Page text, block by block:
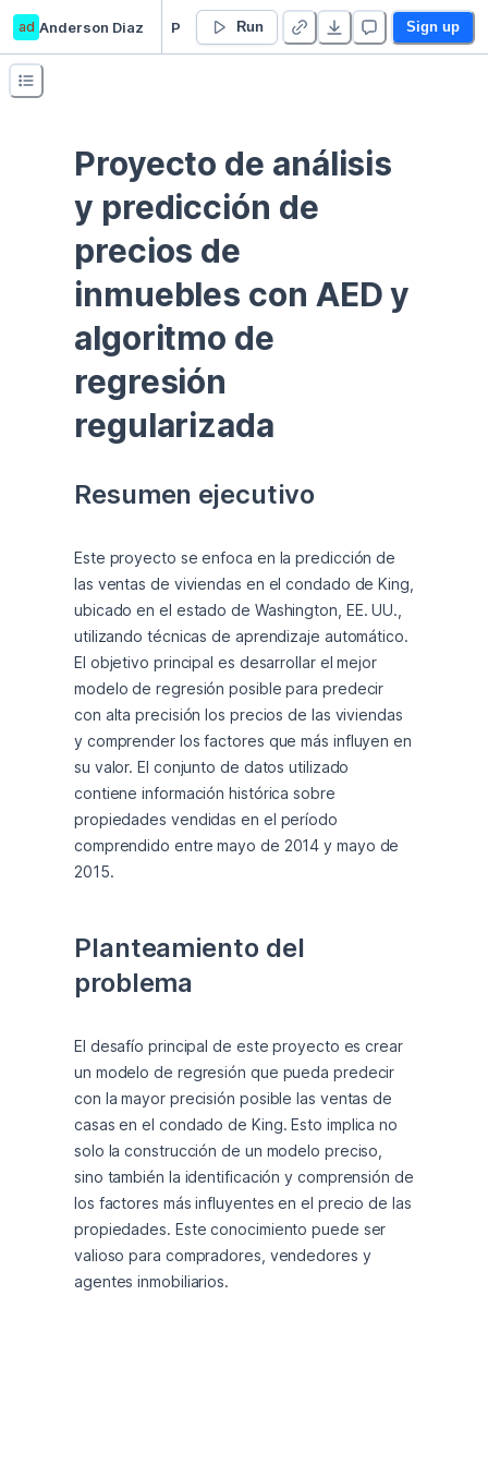
ad Anderson Diaz Run Sign up
Proyecto de análisis
y predicción de
precios de
inmuebles con AED y
algoritmo de
regresión
regularizada
Resumen ejecutivo
Este proyecto se enfoca en la predicción de
las ventas de viviendas en el condado de King,
ubicado en el estado de Washington, EE. UU.,
utilizando técnicas de aprendizaje automático.
El objetivo principal es desarrollar el mejor
modelo de regresión posible para predecir
con alta precisión los precios de las viviendas
y comprender los factores que más influyen en
su valor. El conjunto de datos utilizado
contiene información histórica sobre
propiedades vendidas en el período
comprendido entre mayo de 2014 y mayo de
2015.
Planteamiento del
problema
El desafío principal de este proyecto es crear
un modelo de regresión que pueda predecir
con la mayor precisión posible las ventas de
casas en el condado de King. Esto implica no
solo la construcción de un modelo preciso,
sino también la identificación y comprensión de
los factores más influyentes en el precio de las
propiedades. Este conocimiento puede ser
valioso para compradores, vendedores y
agentes inmobiliarios.